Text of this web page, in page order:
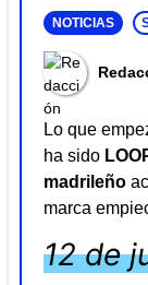
NOTICIAS
Lo que
ha sido
madrileño
marca
12 de